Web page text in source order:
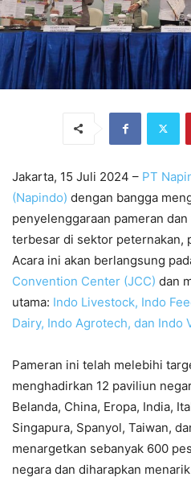
Jakarta, 15 Juli 2024 – PT
(Napindo) dengan bangga
penyelenggaraan pameran
terbesar di sektor peternakan,
Acara ini akan berlangsung
Convention Center (JCC) dan
utama: Indo Livestock, Indo
Dairy, Indo Agrotech, dan Indo
Pameran ini telah melebihi
menghadirkan 12 paviliun
Belanda, China, Eropa, India,
Singapura, Spanyol, Taiwan,
menargetkan sebanyak 600
negara dan diharapkan